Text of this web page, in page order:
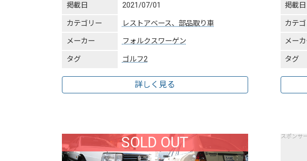
掲載日 2021/07/01
カテゴリー レストアベース、部品取り車
メーカー フォルクスワーゲン
タグ ゴルフ2
詳しく見る
掲載日
カテ
メー
タグ
SOLD OUT スポンサ